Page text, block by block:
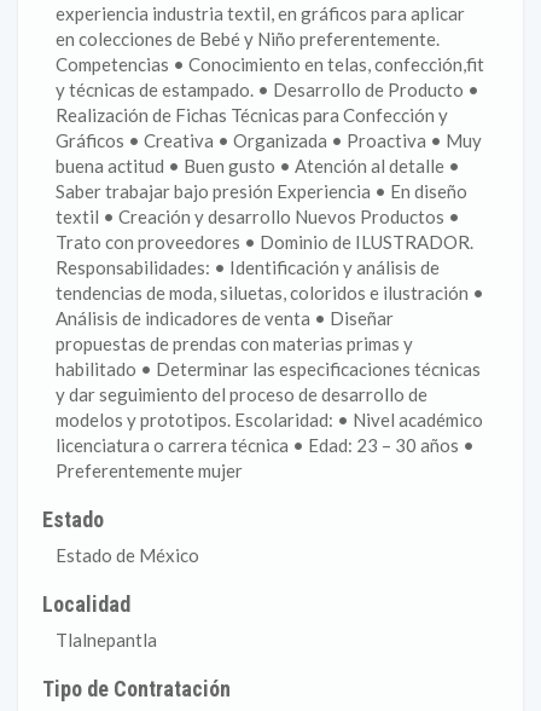
experiencia industria textil, en gráficos para aplicar
en colecciones de Bebé y Niño preferentemente.
Competencias • Conocimiento en telas, confección,fit
y técnicas de estampado. • Desarrollo de Producto •
Realización de Fichas Técnicas para Confección y
Gráficos • Creativa • Organizada • Proactiva • Muy
buena actitud • Buen gusto • Atención al detalle •
Saber trabajar bajo presión Experiencia • En diseño
textil • Creación y desarrollo Nuevos Productos •
Trato con proveedores • Dominio de ILUSTRADOR.
Responsabilidades: • Identificación y análisis de
tendencias de moda, siluetas, coloridos e ilustración •
Análisis de indicadores de venta • Diseñar
propuestas de prendas con materias primas y
habilitado • Determinar las especificaciones técnicas
y dar seguimiento del proceso de desarrollo de
modelos y prototipos. Escolaridad: • Nivel académico
licenciatura o carrera técnica • Edad: 23 – 30 años •
Preferentemente mujer
Estado
Estado de México
Localidad
Tlalnepantla
Tipo de Contratación